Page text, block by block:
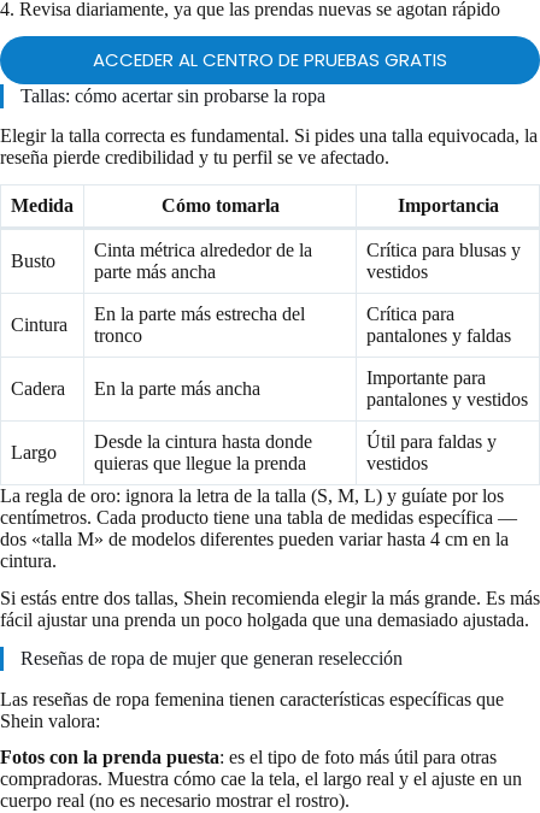
4. Revisa diariamente, ya que las prendas nuevas se agotan rápido
ACCEDER AL CENTRO DE PRUEBAS GRATIS
Tallas: cómo acertar sin probarse la ropa
Elegir la talla correcta es fundamental. Si pides una talla equivocada, la
reseña pierde credibilidad y tu perfil se ve afectado.
Medida Cómo tomarla Importancia
Busto
Cinta métrica alrededor de la
parte más ancha
Crítica para blusas y
vestidos
Cintura
En la parte más estrecha del
tronco
Crítica para
pantalones y faldas
Cadera En la parte más ancha
Importante para
pantalones y vestidos
Largo
Desde la cintura hasta donde
quieras que llegue la prenda
Útil para faldas y
vestidos
La regla de oro: ignora la letra de la talla (S, M, L) y guíate por los
centímetros. Cada producto tiene una tabla de medidas específica —
dos «talla M» de modelos diferentes pueden variar hasta 4 cm en la
cintura.
Si estás entre dos tallas, Shein recomienda elegir la más grande. Es más
fácil ajustar una prenda un poco holgada que una demasiado ajustada.
Reseñas de ropa de mujer que generan reselección
Las reseñas de ropa femenina tienen características específicas que
Shein valora:
Fotos con la prenda puesta: es el tipo de foto más útil para otras
compradoras. Muestra cómo cae la tela, el largo real y el ajuste en un
cuerpo real (no es necesario mostrar el rostro).